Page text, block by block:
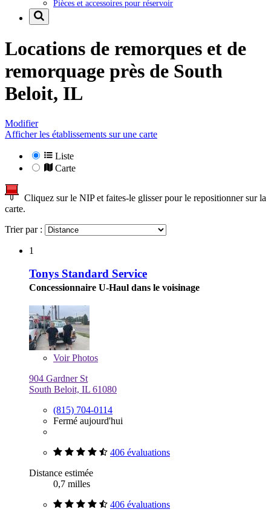
Pièces et accessoires pour réservoir
Locations de remorques et de
remorquage près de South
Beloit, IL
Modifier
Afficher les établissements sur une carte
Liste
Carte
Cliquez sur le NIP et faites-le glisser pour le repositionner sur la
carte.
Trier par :
1
Tonys Standard Service
Concessionnaire U-Haul dans le voisinage
VoirPhotos
904 Gardner St
South Beloit, IL 61080
(815) 704-0114
Fermé aujourd'hui
406 évaluations
Distance estimée
0,7 milles
406 évaluations